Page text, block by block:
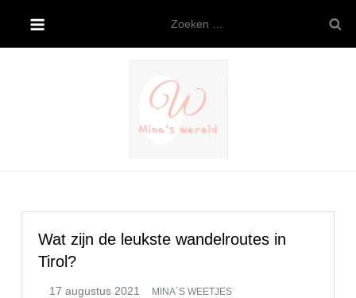
de
naar:
Wat zijn de leukste wandelroutes in
Tirol?
MINA´S WEETJES